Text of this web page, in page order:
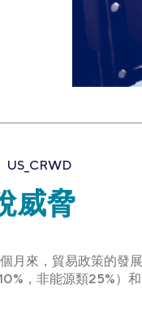
US_CRWD
威脅
月來，貿易政策的發
，非能源類25%）